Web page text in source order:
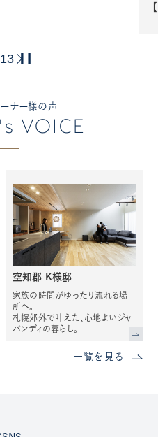
【宮の森】緑
13
ナー様の声
VOICE
空知郡 K様邸
家族の時間がゆったり流れる場
所へ。
札幌郊外で叶えた、心地よいジャ
パンディの暮らし。
一覧を見る